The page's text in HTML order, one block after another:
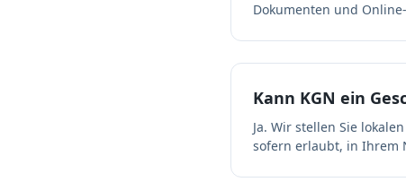
Dokumenten und
Kann KGN ein
Ja. Wir stellen Sie
sofern erlaubt, in Ihrem